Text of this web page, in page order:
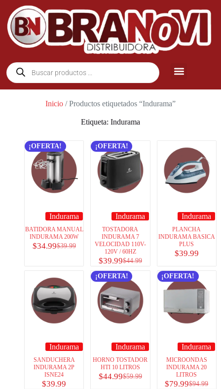
Inicio / Productos etiquetados “Indurama”
Etiqueta: Indurama
¡OFERTA!
Indurama
BATIDORA MANUAL
INDURAMA 200W
$39.99
$34.99
¡OFERTA!
Indurama
TOSTADORA
INDURAMA 7
VELOCIDAD 110V-
120V / 60HZ
$44.99
$39.99
Indurama
PLANCHA
INDURAMA BASICA
PLUS
$39.99
Indurama
SANDUCHERA
INDURAMA 2P
ISNE24
$39.99
¡OFERTA!
Indurama
HORNO TOSTADOR
HTI 10 LITROS
$59.99
$44.99
¡OFERTA!
Indurama
MICROONDAS
INDURAMA 20
LITROS
$94.99
$79.99